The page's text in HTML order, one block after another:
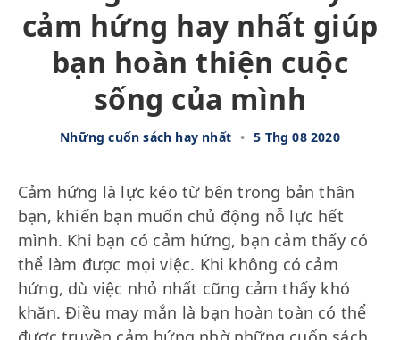
cảm hứng hay nhất giúp
bạn hoàn thiện cuộc
sống của mình
Những cuốn sách hay nhất • 5 Thg 08 2020
Cảm hứng là lực kéo từ bên trong bản thân
bạn, khiến bạn muốn chủ động nỗ lực hết
mình. Khi bạn có cảm hứng, bạn cảm thấy có
thể làm được mọi việc. Khi không có cảm
hứng, dù việc nhỏ nhất cũng cảm thấy khó
khăn. Điều may mắn là bạn hoàn toàn có thể